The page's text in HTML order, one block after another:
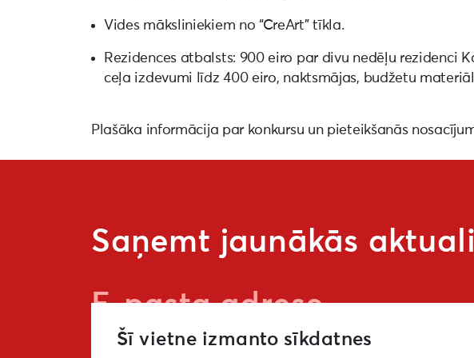
Vides māksliniekiem no “CreArt” tīkla.
Rezidences atbalsts: 900 eiro par divu nedēļu rezidenci
ceļa izdevumi līdz 400 eiro, naktsmājas, budžetu
Plašāka informācija par konkursu un pieteikšanās
Saņemt jaunākās
Šī vietne izmanto sīkdatnes